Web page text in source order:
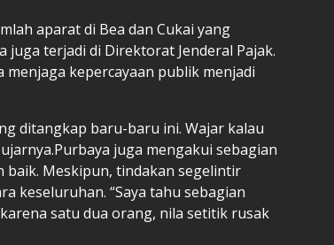
aparat di Bea dan Cukai yang
juga terjadi di Direktorat Jenderal Pajak.
kepercayaan publik menjadi
ditangkap baru-baru ini. Wajar kalau
juga mengakui sebagian
baik. Meskipun, tindakan segelintir
keseluruhan. “Saya tahu sebagian
satu dua orang, nila setitik rusak